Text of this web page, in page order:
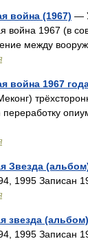
война (1967) —
война 1967 (в
между
война 1967
переработку
Звезда
1995 Записан
звезда (альбом)
1995 Записан